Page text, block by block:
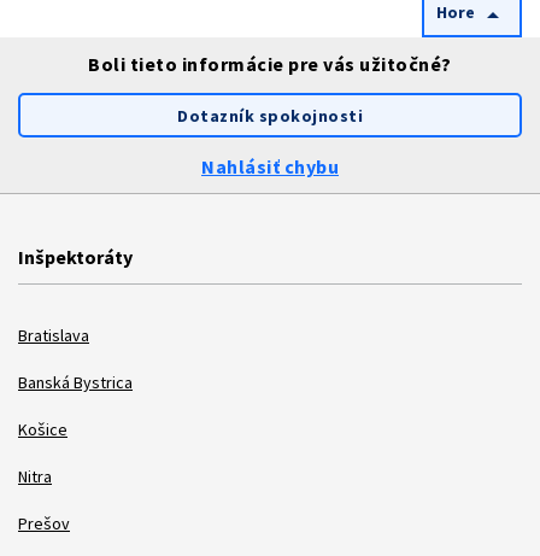
Hore arrow_drop_up
Boli tieto informácie pre vás užitočné?
Dotazník spokojnosti
Nahlásiť chybu
Inšpektoráty
Bratislava
Banská Bystrica
Košice
Nitra
Prešov